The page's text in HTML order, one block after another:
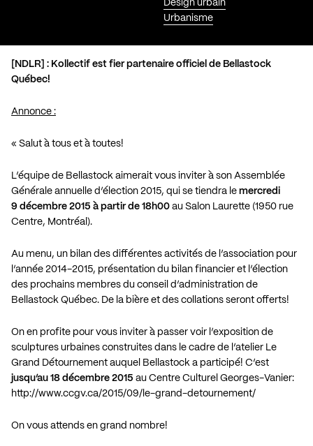
Design urbain
Urbanisme
[NDLR] : Kollectif est fier partenaire officiel de Bellastock
Québec!
Annonce :
« Salut à tous et à toutes!
L’équipe de Bellastock aimerait vous inviter à son Assemblée
Générale annuelle d’élection 2015, qui se tiendra le mercredi
9 décembre 2015 à partir de 18h00 au Salon Laurette (1950 rue
Centre, Montréal).
Au menu, un bilan des différentes activités de l’association pour
l’année 2014-2015, présentation du bilan financier et l’élection
des prochains membres du conseil d’administration de
Bellastock Québec. De la bière et des collations seront offerts!
On en profite pour vous inviter à passer voir l’exposition de
sculptures urbaines construites dans le cadre de l’atelier Le
Grand Détournement auquel Bellastock a participé! C’est
jusqu’au 18 décembre 2015 au Centre Culturel Georges-Vanier:
http://www.ccgv.ca/2015/09/le-grand-detournement/
On vous attends en grand nombre!